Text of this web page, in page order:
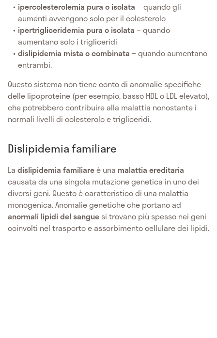
ipercolesterolemia pura o isolata− quando gli
aumenti avvengono solo per il colesterolo
ipertrigliceridemia pura o isolata− quando
aumentano solo i trigliceridi
dislipidemia mista o combinata− quando aumentano
entrambi.
Questo sistema non tiene conto di anomalie specifiche
delle lipoproteine ​​(per esempio, basso HDL o LDL elevato),
che potrebbero contribuire alla malattia nonostante i
normali livelli di colesterolo e trigliceridi.
Dislipidemia familiare
La dislipidemia familiareè una malattia ereditaria
causata da una singola mutazione genetica in uno dei
diversi geni. Questo è caratteristico di una malattia
monogenica. Anomalie genetiche che portano ad
anormali lipidi del sangue si trovano più spesso nei geni
coinvolti nel trasporto e assorbimento cellulare dei lipidi.